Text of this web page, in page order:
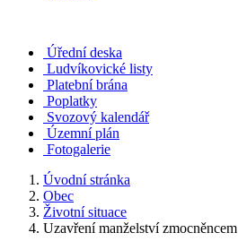
Úřední deska
Ludvíkovické listy
Platební brána
Poplatky
Svozový kalendář
Územní plán
Fotogalerie
Úvodní stránka
Obec
Životní situace
Uzavření manželství zmocněncem